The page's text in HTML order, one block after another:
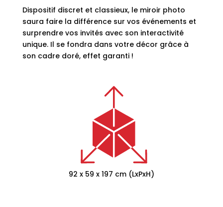
Dispositif discret et classieux, le miroir photo
saura faire la différence sur vos événements et
surprendre vos invités avec son interactivité
unique. Il se fondra dans votre décor grâce à
son cadre doré, effet garanti !
92 x 59 x 197 cm (LxPxH)